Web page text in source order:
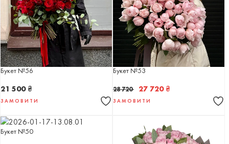
Букет №56
21 500 ₴
ЗАМОВИТИ
Букет №53
28 720 27 720 ₴
ЗАМОВИТИ
Букет №50